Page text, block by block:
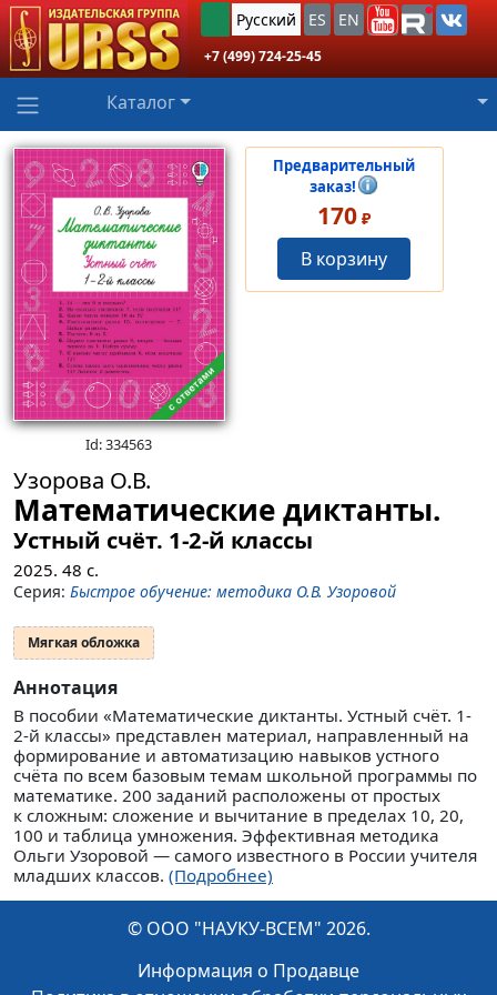
Русский ES EN
+7 (499) 724-25-45
Каталог
Id: 334563
Предварительный
заказ!
170 ₽
В корзину
Узорова О.В.
Математические диктанты.
Устный счёт. 1-2-й классы
2025. 48 с.
Серия: Быстрое обучение: методика О.В. Узоровой
Мягкая обложка
Аннотация
В пособии «Математические диктанты. Устный счёт. 1-
2-й классы» представлен материал, направленный на
формирование и автоматизацию навыков устного
счёта по всем базовым темам школьной программы по
математике. 200 заданий расположены от простых
к сложным: сложение и вычитание в пределах 10, 20,
100 и таблица умножения. Эффективная методика
Ольги Узоровой — самого известного в России учителя
младших классов. (Подробнее)
© ООО "НАУКУ-ВСЕМ" 2026.
Информация о Продавце